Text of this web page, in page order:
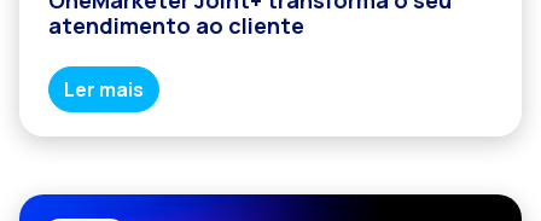
atendimento ao cliente
Ler mais